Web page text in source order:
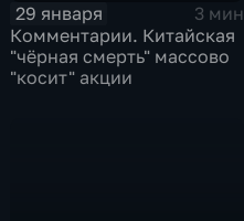
29 января
3 мин
Комментарии. Китайская
"чёрная смерть" массово
"косит" акции